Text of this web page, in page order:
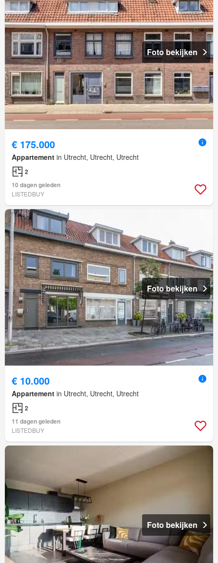
Foto bekijken
€ 175.000
Appartement in Utrecht, Utrecht, Utrecht
2
10 dagen geleden
LISTEDBUY
Foto bekijken
€ 10.000
Appartement in Utrecht, Utrecht, Utrecht
2
11 dagen geleden
LISTEDBUY
Foto bekijken